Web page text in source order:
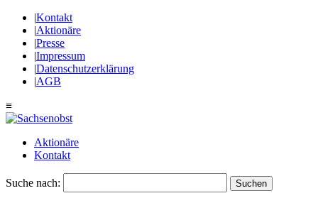
|Kontakt
|Aktionäre
|Presse
|Impressum
|Datenschutzerklärung
|AGB
≡
Aktionäre
Kontakt
Suche nach: Suchen